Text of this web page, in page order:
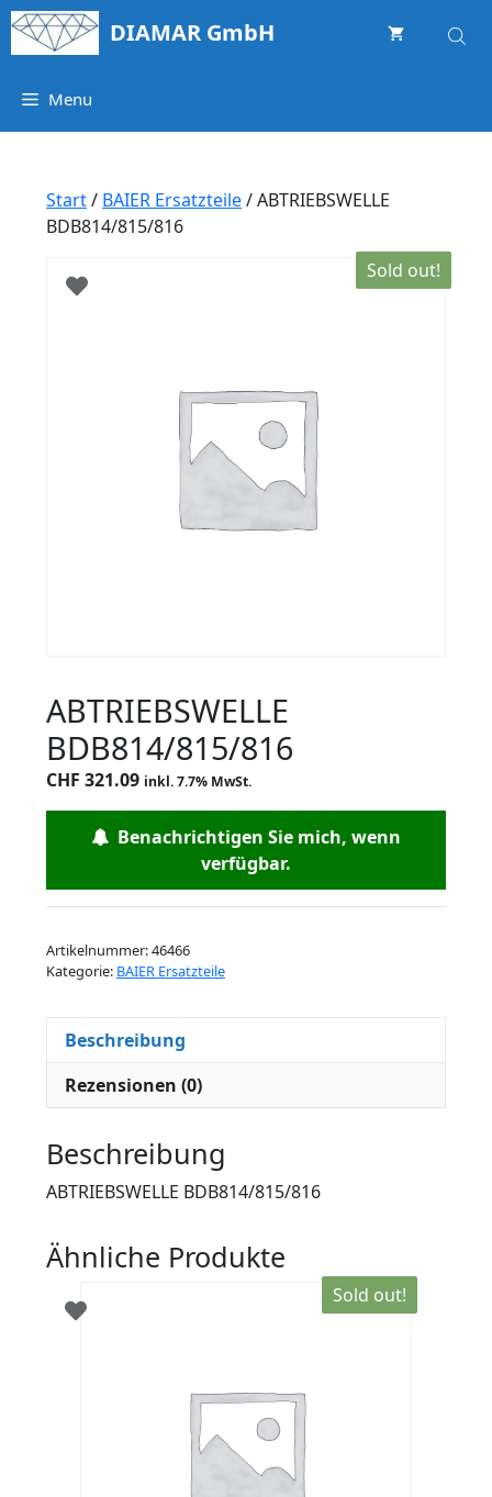
Springe
zum
DIAMAR GmbH
Menu
Start/ BAIER Ersatzteile/ ABTRIEBSWELLE
BDB814/815/816
Sold out!
ABTRIEBSWELLE
BDB814/815/816
CHF 321.09 inkl. 7.7% MwSt.
Benachrichtigen Sie mich, wenn
verfügbar.
Artikelnummer:46466
Kategorie: BAIER Ersatzteile
Beschreibung
Rezensionen (0)
Beschreibung
ABTRIEBSWELLE BDB814/815/816
Ähnliche Produkte
Sold out!